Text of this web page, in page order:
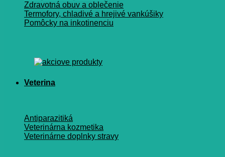
Zdravotná obuv a oblečenie
Termofory, chladivé a hrejivé vankúšiky
Pomôcky na inkotinenciu
Veterina
Antiparazitiká
Veterinárna kozmetika
Veterinárne doplnky stravy